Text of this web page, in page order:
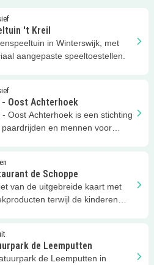
't Kreil
in Winterswijk, met
aangepaste speeltoestellen.
- Oost Achterhoek
- Oost Achterhoek is een stichting
en mennen voor
de Schoppe
van de uitgebreide kaart met
terwijl de kinderen
de Leemputten
de Leemputten in